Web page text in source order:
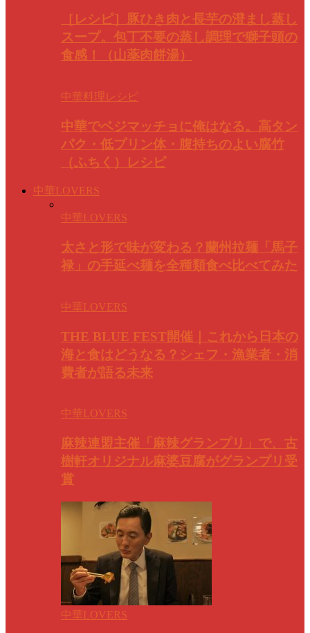
［レシピ］豚ひき肉と長芋の澄まし蒸し
スープ。包丁不要の蒸し調理で獅子頭の
食感！（山薬肉餅湯）
中華料理レシピ
中華でベジマッチョに俺はなる。高タン
パク・低プリン体・腹持ちのよい腐竹
（ふちく）レシピ
中華LOVERS
中華LOVERS
太さと形で味が変わる？蘭州拉麺「馬子
禄」の手延べ麺を全種類食べ比べてみた
中華LOVERS
THE BLUE FEST開催｜これから日本の
海と食はどうなる？シェフ・漁業者・消
費者が語る未来
中華LOVERS
麻辣連盟主催「麻辣グランプリ」で、古
樹軒オリジナル麻婆豆腐がグランプリ受
賞
中華LOVERS